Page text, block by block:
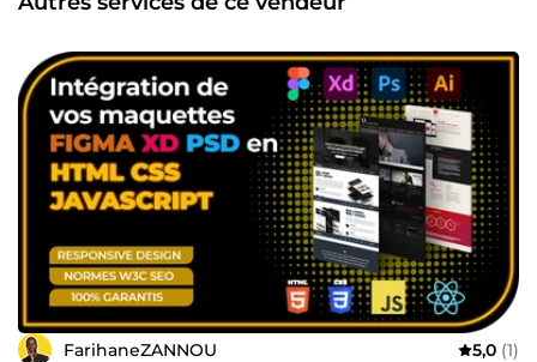
garantissant un haut niveau de qualité. En travaillant avec
un accompagnement personnalisé ✔️ Une grande
réactivité avant, pendant et après la prestation ✔️ Des
délais respectés ✔️ Un code propre, maintenable et évolutif
✔️ Un souci constant du détail et de la qualité Que vous
ayez besoin d'un site web, d'une application, d'une
interface moderne ou d'un accompagnement sur votre
projet digital, je serai ravi de mettre mon expertise à votre
service. Une question ou un projet en tête ? N'hésitez pas
à me contacter. Échangeons ensemble et donnons vie à
vos idées. À très bientôt ! 🚀
FarihaneZANNOU 5,0 (1)